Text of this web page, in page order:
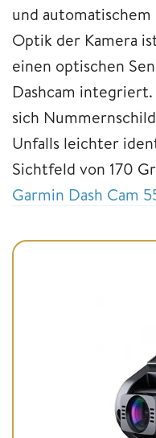
und
Optik der Kamera
einen optischen
Dashcam
sich
Unfalls leichter
Sichtfeld von 170
Garmin Dash Cam